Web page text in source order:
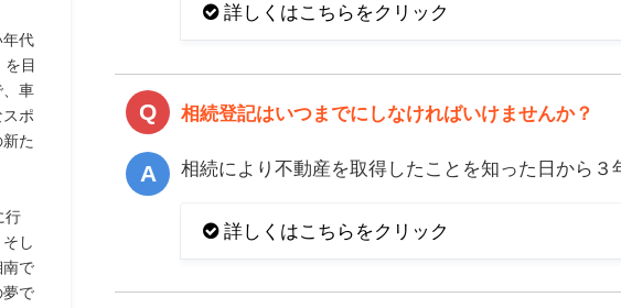
詳しくはこちらをクリック
相続登記はいつまでにしなければいけませんか？
相続により不動産を取得したことを知った日から３
詳しくはこちらをクリック
代
を目
車
ポ
た
行
し
南で
夢で